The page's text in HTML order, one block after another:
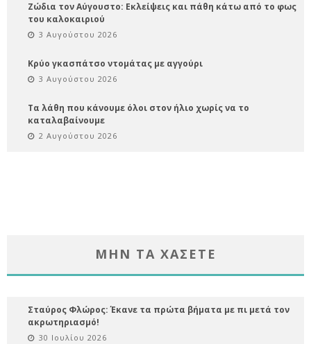
Ζώδια τον Αύγουστο: Εκλείψεις και πάθη κάτω από το φως
του καλοκαιριού
3 Αυγούστου 2026
Κρύο γκασπάτσο ντομάτας με αγγούρι
3 Αυγούστου 2026
Τα λάθη που κάνουμε όλοι στον ήλιο χωρίς να το
καταλαβαίνουμε
2 Αυγούστου 2026
ΜΗΝ ΤΑ ΧΑΣΕΤΕ
Σταύρος Φλώρος: Έκανε τα πρώτα βήματα με πι μετά τον
ακρωτηριασμό!
30 Ιουλίου 2026